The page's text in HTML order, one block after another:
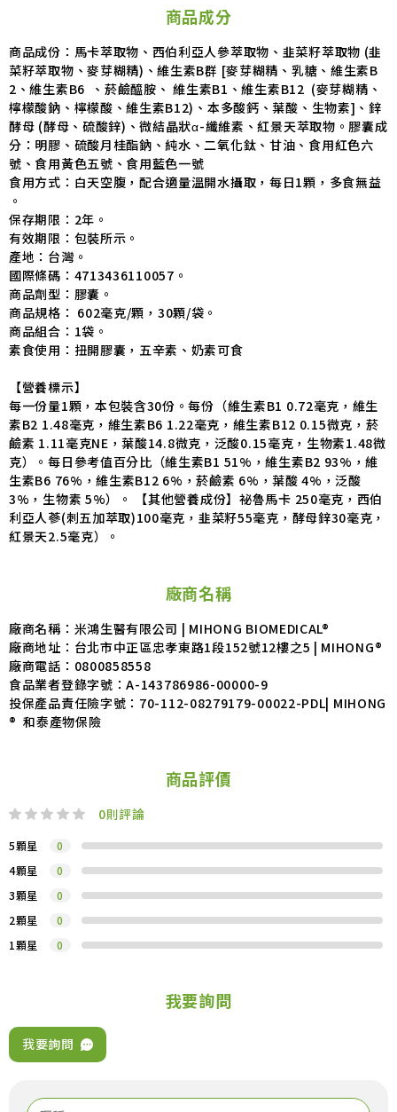
商品成分
商品成份： 馬卡萃取物、西伯利亞人參萃取物、韭菜籽萃取物 (韭
菜籽萃取物、麥芽糊精)、維生素B群 [麥芽糊精、乳糖、維生素B
2、維生素B6 、菸鹼醯胺、 維生素B1、維生素B12 (麥芽糊精、
檸檬酸鈉、檸檬酸、維生素B12)、本多酸鈣、葉酸、生物素]、鋅
酵母 (酵母、硫酸鋅)、微結晶狀α-纖維素、紅景天萃取物。膠囊成
分：明膠、硫酸月桂酯鈉、純水、二氧化鈦、甘油、食用紅色六
號、食用黃色五號、食用藍色一號
食用方式： 白天空腹，配合適量溫開水攝取，每日1顆，多食無益
。
保存期限： 2年。
有效期限：包裝所示。
產地：台灣。
國際條碼： 4713436110057 。
商品劑型：膠囊。
商品規格： 602毫克/顆，30顆/袋。
商品組合： 1袋。
素食使用： 扭開膠囊，五辛素、奶素可食
【營養標示】
每一份量1顆，本包裝含30份。每份（維生素B1 0.72毫克，維生
素B2 1.48毫克，維生素B6 1.22毫克，維生素B12 0.15微克，菸
鹼素 1.11毫克NE，葉酸14.8微克，泛酸0.15毫克，生物素1.48微
克）。每日參考值百分比（維生素B1 51%，維生素B2 93%，維
生素B6 76%，維生素B12 6%，菸鹼素 6%，葉酸 4%，泛酸
3%，生物素 5%）。 【其他營養成份】祕魯馬卡 250毫克，西伯
利亞人蔘(刺五加萃取)100毫克，韭菜籽55毫克，酵母鋅30毫克，
紅景天2.5毫克）。
廠商名稱
廠商名稱：米鴻生醫有限公司 | MIHONG BIOMEDICAL®
廠商地址：台北市中正區忠孝東路1段152號12樓之5 | MIHONG®
廠商電話： 0800858558
食品業者登錄字號：A-143786986-00000-9
投保產品責任險字號： 70-112-08279179-00022-PDL| MIHONG
® 和泰產物保險
商品評價
0則評論
5顆星
0
4顆星
0
3顆星
0
2顆星
0
1顆星
0
我要詢問
我要詢問